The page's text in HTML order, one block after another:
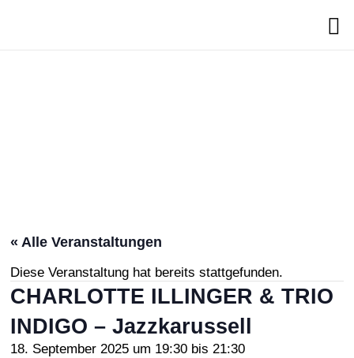
Search
« Alle Veranstaltungen
Diese Veranstaltung hat bereits stattgefunden.
CHARLOTTE ILLINGER & TRIO
INDIGO – Jazzkarussell
18. September 2025 um 19:30 bis 21:30